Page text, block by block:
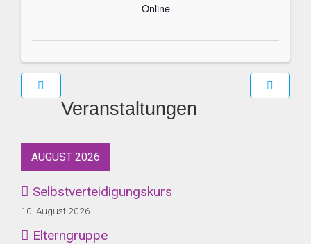
Online
Veranstaltungen
AUGUST 2026
Selbstverteidigungskurs
10. August 2026
Elterngruppe